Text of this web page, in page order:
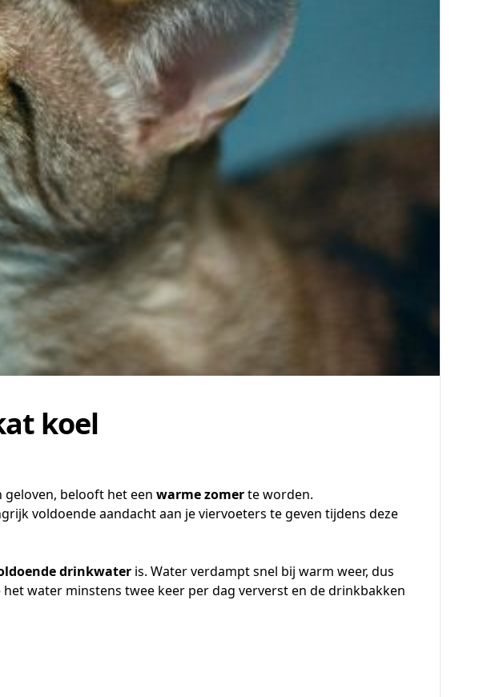
koel
geloven, belooft het een warme zomerte worden.
voldoende aandacht aan je viervoeters te geven tijdens deze
drinkwater is. Water verdampt snel bij warm weer, dus
water minstens twee keer per dag ververst en de drinkbakken